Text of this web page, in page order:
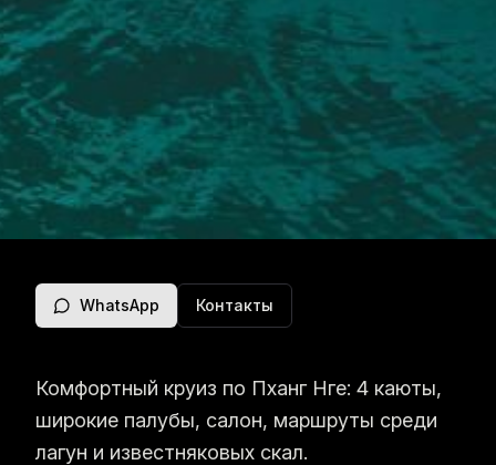
WhatsApp Контакты
Комфортный круиз по Пханг Нге: 4 каюты,
широкие палубы, салон, маршруты среди
лагун и известняковых скал.